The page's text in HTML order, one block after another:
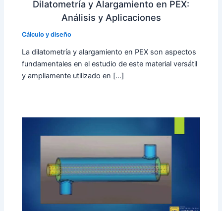
Dilatometría y Alargamiento en PEX:
Análisis y Aplicaciones
Cálculo y diseño
La dilatometría y alargamiento en PEX son aspectos
fundamentales en el estudio de este material versátil
y ampliamente utilizado en […]